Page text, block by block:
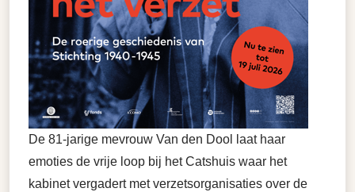
De 81-jarige mevrouw Van den Dool laat haar
emoties de vrije loop bij het Catshuis waar het
kabinet vergadert met verzetsorganisaties over de